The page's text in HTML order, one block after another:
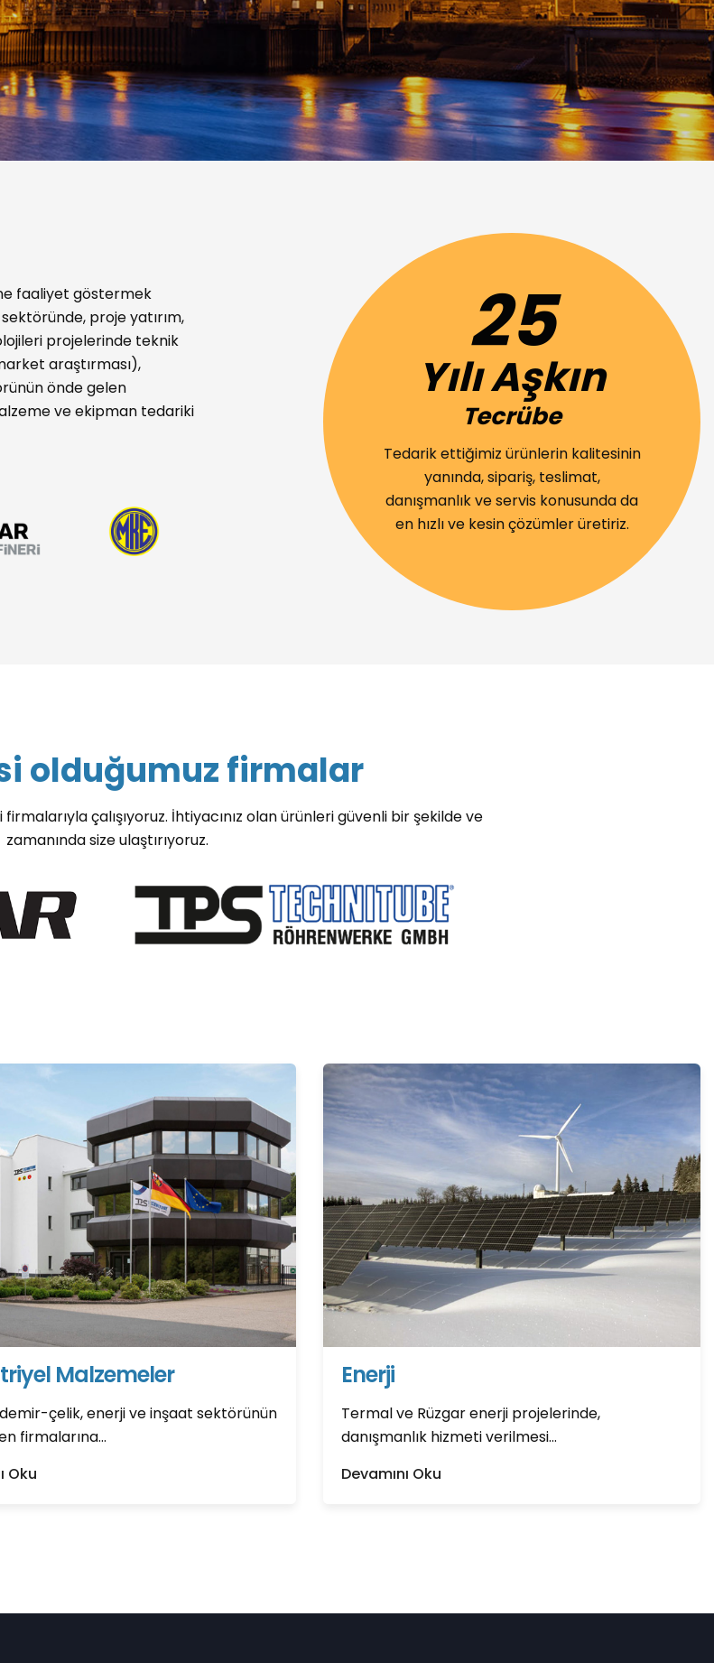
faaliyet göstermek
proje yatırım,
projelerinde teknik
araştırması),
önde gelen
ve ekipman tedariki
25
Yılı Aşkın
Tecrübe
Tedarik ettiğimiz ürünlerin kalitesinin
yanında, sipariş, teslimat,
danışmanlık ve servis konusunda da
en hızlı ve kesin çözümler üretiriz.
olduğumuz firmalar
çalışıyoruz. İhtiyacınız olan ürünleri güvenli bir şekilde ve
zamanında size ulaştırıyoruz.
Malzemeler
çelik, enerji ve inşaat sektörünün
firmalarına...
Oku
Enerji
Termal ve Rüzgar enerji projelerinde,
danışmanlık hizmeti verilmesi...
Devamını Oku